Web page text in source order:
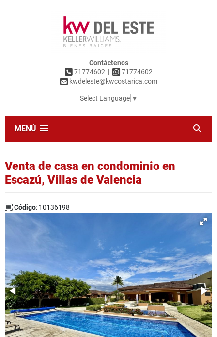
Contáctenos
71774602 |
71774602
kwdeleste@kwcostarica.com
Select Language ▼
MENÚ
Venta de casa en condominio en
Escazú, Villas de Valencia
Código: 10136198